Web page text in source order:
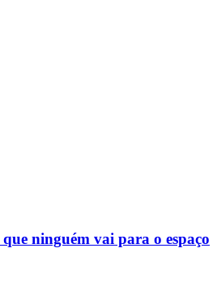
ninguém vai para o espaço